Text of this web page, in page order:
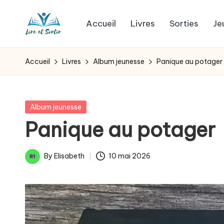
L
i
e
e
t
s
o
livres
pour
les
goûts,
des
pour
les
jours.
Accueil Livres Sorties
Accueil Livres Album jeunesse Panique au potager
Posted
Album jeunesse
Panique au potager
Posted
By Elisabeth 10 mai 2026